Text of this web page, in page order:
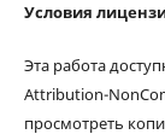
Условия
Эта работа
Attribution-
просмотреть